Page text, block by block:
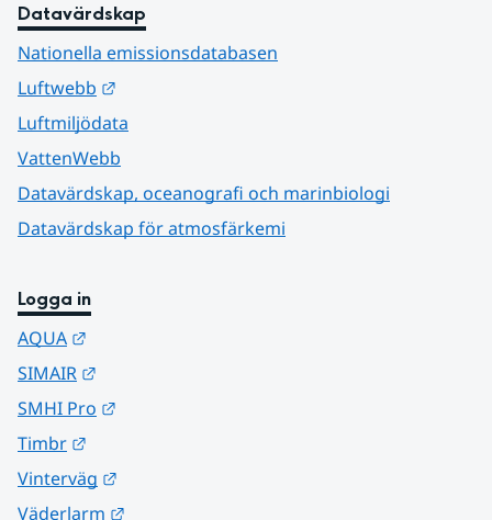
Datavärdskap
Nationella emissionsdatabasen
Luftwebb
Luftmiljödata
VattenWebb
Datavärdskap, oceanografi och marinbiologi
Datavärdskap för atmosfärkemi
Logga in
AQUA
SIMAIR
SMHI Pro
Timbr
Vinterväg
Väderlarm